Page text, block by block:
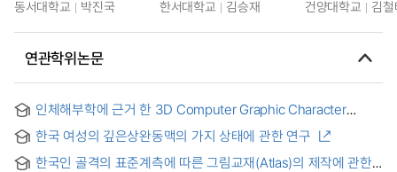
동서대학교 박진국 한서대학교 김승재 건양대학교 김
연관학위논문
인체해부학에 근거 한 3D Computer Graphic Character
Factory'를 중심으로-
한국 여성의 깊은상완동맥의 가지 상태에 관한 연구
한국인 골격의 표준계측에 따른 그림교재(Atlas)의 제작에 관한